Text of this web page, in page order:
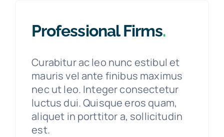
Professional Firms.
Curabitur ac leo nunc estibul et
mauris vel ante finibus maximus
nec ut leo. Integer consectetur
luctus dui. Quisque eros quam,
aliquet in porttitor a, sollicitudin
est.